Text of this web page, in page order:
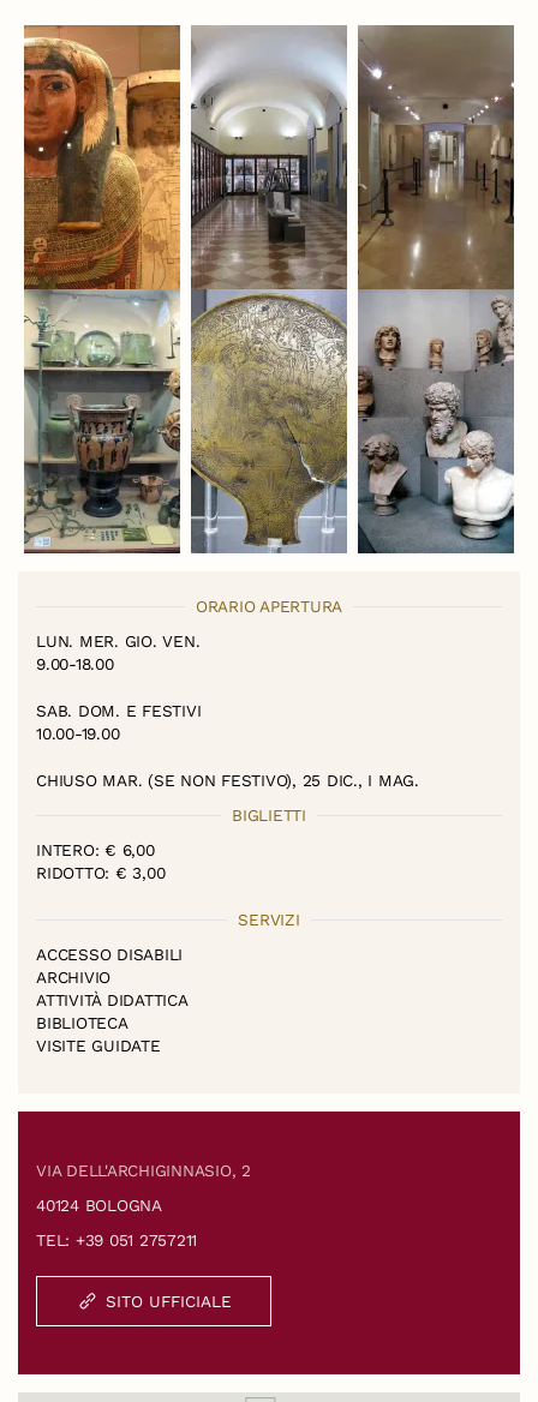
ORARIO APERTURA
LUN. MER. GIO. VEN.
9.00-18.00
SAB. DOM. E FESTIVI
10.00-19.00
CHIUSO MAR. (SE NON FESTIVO), 25 DIC., I MAG.
BIGLIETTI
INTERO: € 6,00
RIDOTTO: € 3,00
SERVIZI
ACCESSO DISABILI
ARCHIVIO
ATTIVITÀ DIDATTICA
BIBLIOTECA
VISITE GUIDATE
VIA DELL'ARCHIGINNASIO, 2
40124 BOLOGNA
TEL: +39 051 2757211
SITO UFFICIALE